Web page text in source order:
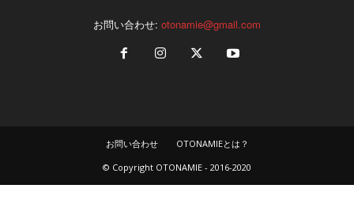
お問い合わせ: otonamie@gmail.com
お問い合わせ
OTONAMIEとは？
© Copyright OTONAMIE - 2016-2020